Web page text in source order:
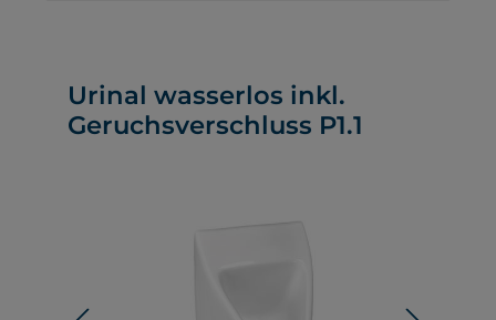
Urinal wasserlos inkl.
Geruchsverschluss P1.1